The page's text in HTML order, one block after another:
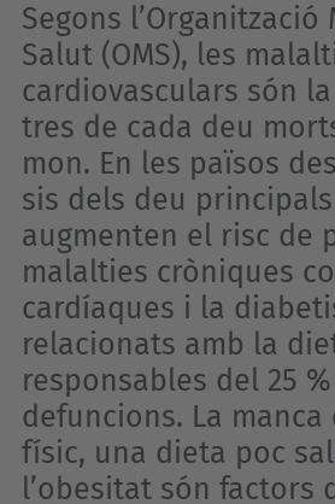
Segons
Salut (OMS), les
cardiovasculars són
tres de cada deu
mon. En les països
sis dels deu
augmenten el risc de
malalties cròniques
cardíaques i la
relacionats amb la
responsables del 25
defuncions. La manca
físic, una dieta poc
l’obesitat són factors